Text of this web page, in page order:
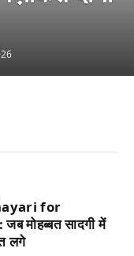
for
मोहब्बत सादगी में
लगे